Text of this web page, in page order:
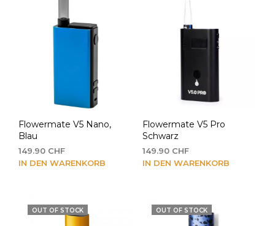
Flowermate V5 Nano,
Blau
149.90 CHF
IN DEN WARENKORB
Flowermate V5 Pro
Schwarz
149.90 CHF
IN DEN WARENKORB
OUT OF STOCK OUT OF STOCK